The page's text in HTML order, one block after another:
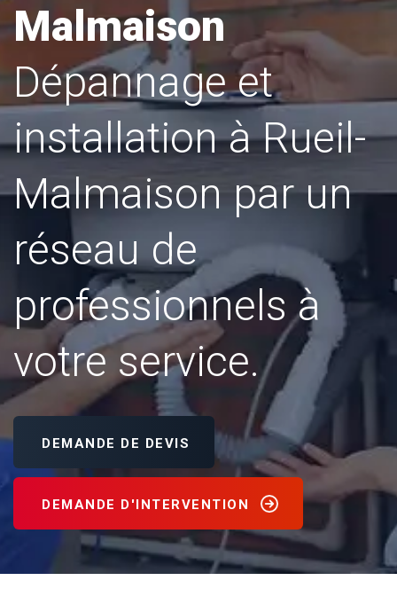
Malmaison
Dépannage et
installation à Rueil-
Malmaison par un
réseau de
professionnels à
votre service.
DEMANDE DE DEVIS
DEMANDE D'INTERVENTION